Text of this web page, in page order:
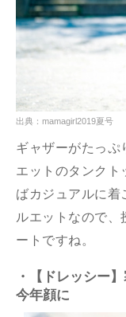
出典：mamagirl2019夏号
ギャザーがたっぷ
エットのタンクト
ばカジュアルに着
ルエットなので、
ートですね。
・【ドレッシー
今年顔に